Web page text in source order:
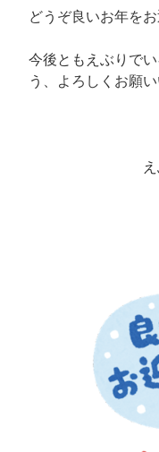
どうぞ良いお年をお
今後ともえぶりで
う、よろしくお願い